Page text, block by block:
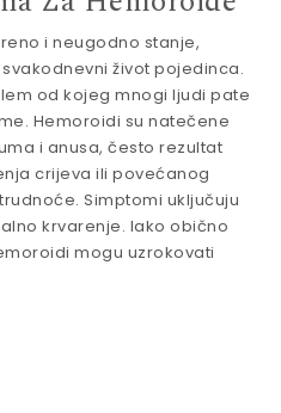
i neugodno stanje,
život pojedinca.
od kojeg mnogi ljudi pate
Hemoroidi su natečene
i anusa, često rezultat
crijeva ili povećanog
Simptomi uključuju
krvarenje. Iako obično
mogu uzrokovati